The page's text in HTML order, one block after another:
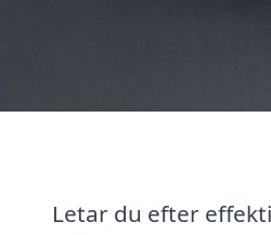
Letar du efter